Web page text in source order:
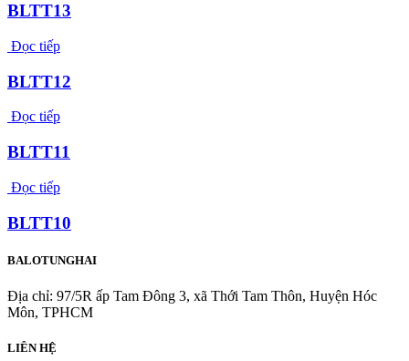
BLTT13
Đọc tiếp
BLTT12
Đọc tiếp
BLTT11
Đọc tiếp
BLTT10
BALOTUNGHAI
Địa chỉ: 97/5R ấp Tam Đông 3, xã Thới Tam Thôn, Huyện Hóc
Môn, TPHCM
LIÊN HỆ